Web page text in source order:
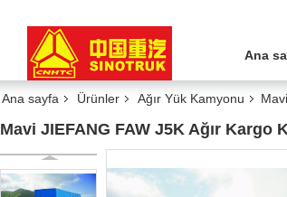
Ana
Ana sayfa Ürünler Ağır Yük Kamyonu
Mavi JIEFANG FAW J5K Ağır Kargo